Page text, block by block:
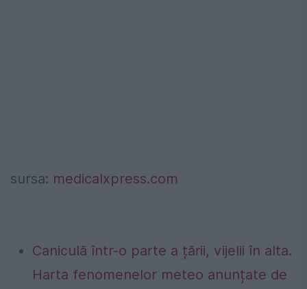
sursa: medicalxpress.com
Caniculă într-o parte a țării, vijelii în alta.
Harta fenomenelor meteo anunțate de